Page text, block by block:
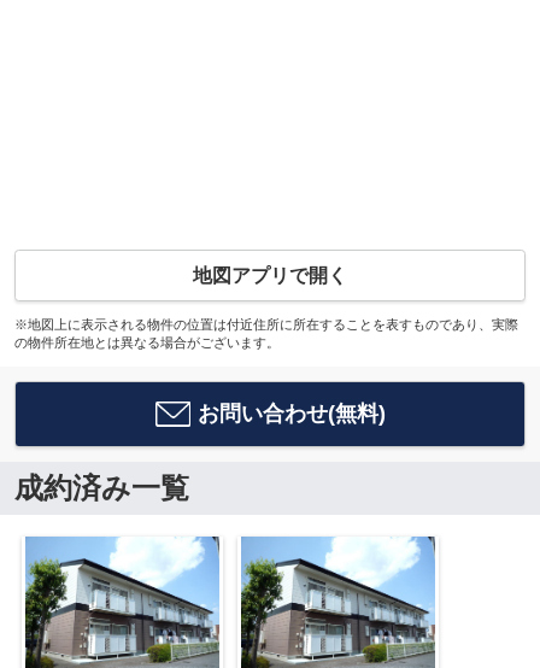
地図アプリで開く
※地図上に表示される物件の位置は付近住所に所在することを表すものであり、実際
の物件所在地とは異なる場合がございます。
お問い合わせ(無料)
成約済み一覧